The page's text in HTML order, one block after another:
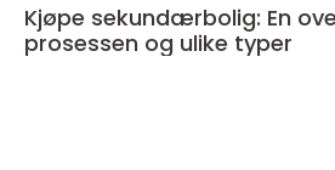
Kjøpe sekundærbolig: En
prosessen og ulike typer